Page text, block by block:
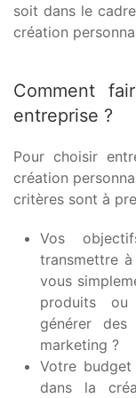
soit dans le
création
Comment
entreprise ?
Pour choisir
création
critères sont à
Vos
transmettre
vous
produits ou
générer
marketing ?
Votre
dans la